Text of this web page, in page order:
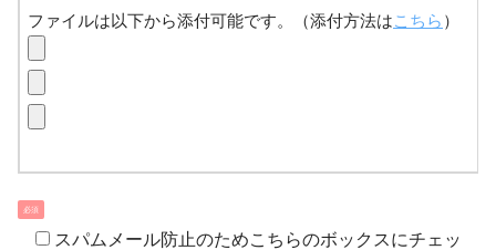
ファイルは以下から添付可能です。（添付方法はこちら ）
必須
スパムメール防止のためこちらのボックスにチェッ